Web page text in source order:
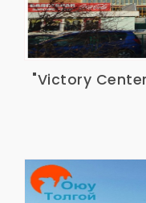
"Victory